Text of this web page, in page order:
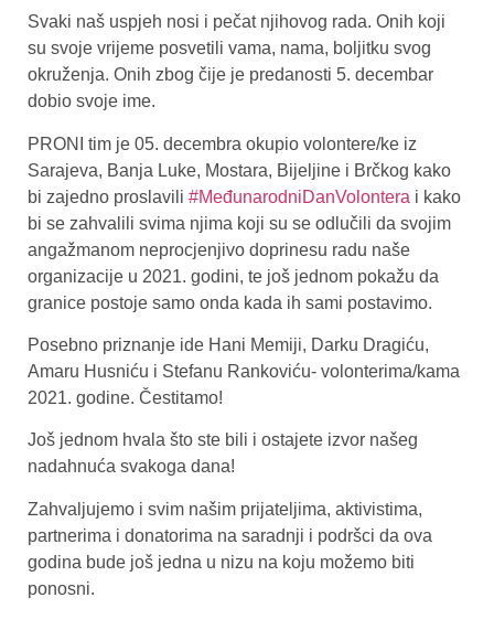
Svaki naš uspjeh nosi i pečat njihovog rada. Onih koji
su svoje vrijeme posvetili vama, nama, boljitku svog
okruženja. Onih zbog čije je predanosti 5. decembar
dobio svoje ime.
PRONI tim je 05. decembra okupio volontere/ke iz
Sarajeva, Banja Luke, Mostara, Bijeljine i Brčkog kako
bi zajedno proslavili #MeđunarodniDanVolontera i kako
bi se zahvalili svima njima koji su se odlučili da svojim
angažmanom neprocjenjivo doprinesu radu naše
organizacije u 2021. godini, te još jednom pokažu da
granice postoje samo onda kada ih sami postavimo.
Posebno priznanje ide Hani Memiji, Darku Dragiću,
Amaru Husniću i Stefanu Rankoviću- volonterima/kama
2021. godine. Čestitamo!
Još jednom hvala što ste bili i ostajete izvor našeg
nadahnuća svakoga dana!
Zahvaljujemo i svim našim prijateljima, aktivistima,
partnerima i donatorima na saradnji i podršci da ova
godina bude još jedna u nizu na koju možemo biti
ponosni.